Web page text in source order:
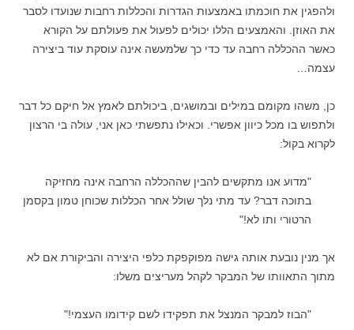
ולהפגין את חוכמתו באמצעות הגדרות והכללות רחבות שנועדו לסבר
את האוזן. והאמצעים הללו יכולים לפעול את פעולתם על הקורא
כאשר ההכללה רחבה עד כדי כך שלמעשה אינה עוסקת עוד ביצירה
עצמה…
כן, משהו מקומם במילים ובמושגים, ביכולתם לאמץ אל חיקם כל דבר
ולתפוש בו מכל כיוון אפשרי. וכאילו נתפשתי כאן אני, עולה בי הרצון
לקרוא בקול:
"מדוע אנו מתקשים להבין שההכללה הרחבה אינה מחזיקה
בתוכה דבר? עד מתי נלך שולל אחר הכללות שכוחן טמון בקסמן
הרטורי ותו לא!"
אך מנין נובעת אותה גישה מפוקפקת כלפי היצירה והביקורת אם לא
מתוך התאוותו של המבקר לקהל מעריצים משלו:
"הבוז למבקר המנצל את תפקידו לשם קידומו העצמי!"